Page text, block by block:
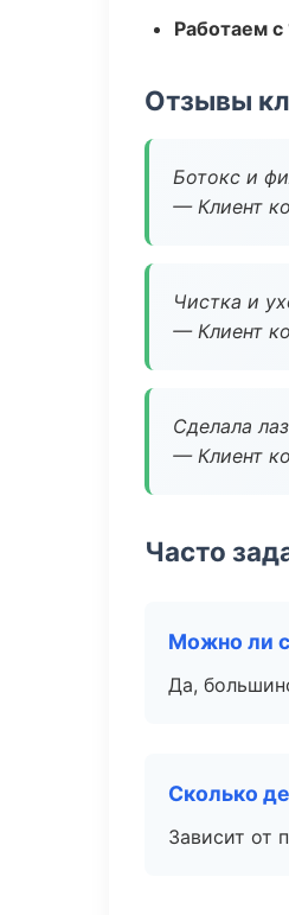
Работаем
Отзывы
Ботокс и
— Клиент
Чистка и
— Клиент
Сделала
— Клиент
Часто
Можно ли
Да,
Сколько
Зависит от